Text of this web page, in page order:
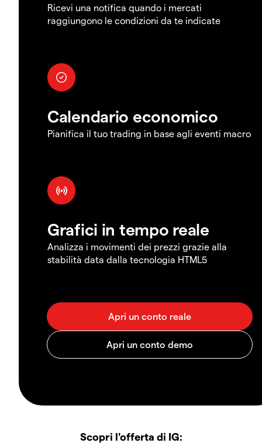
Ricevi una notifica quando i mercati
raggiungono le condizioni da te indicate
Calendario economico
Pianifica il tuo trading in base agli eventi macro
Grafici in tempo reale
Analizza i movimenti dei prezzi grazie alla
stabilità data dalla tecnologia HTML5
Scopri l'offerta di IG: